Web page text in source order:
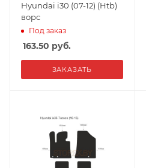
Hyundai i30 (07-12) (Htb)
ворс
Под заказ
163.50 руб.
ЗАКАЗАТЬ